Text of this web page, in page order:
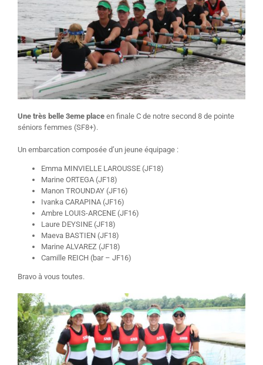
Une très belle 3eme place en finale C de notre second 8 de pointe
séniors femmes (SF8+).
Un embarcation composée d’un jeune équipage :
Emma MINVIELLE LAROUSSE (JF18)
Marine ORTEGA (JF18)
Manon TROUNDAY (JF16)
Ivanka CARAPINA (JF16)
Ambre LOUIS-ARCENE (JF16)
Laure DEYSINE (JF18)
Maeva BASTIEN (JF18)
Marine ALVAREZ (JF18)
Camille REICH (bar – JF16)
Bravo à vous toutes.